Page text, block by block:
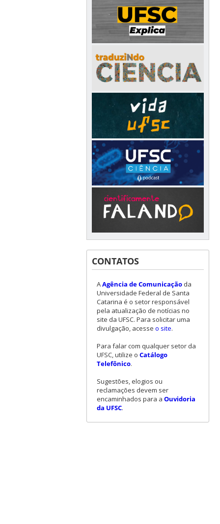
CONTATOS
AAgência de Comunicaçãoda
Universidade Federal de Santa
Catarina é o setor responsável
pela atualização de notícias no
site da UFSC. Para solicitar uma
divulgação, acesse o site.
Para falar com qualquer setor da
UFSC, utilize o Catálogo
Telefônico.
Sugestões, elogios ou
reclamações devem ser
encaminhados para a Ouvidoria
da UFSC.